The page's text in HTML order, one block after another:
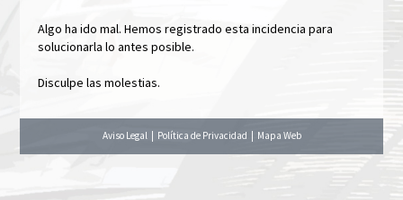
Algo ha ido mal. Hemos registrado esta incidencia para
solucionarla lo antes posible.
Disculpe las molestias.
Aviso Legal| Política de Privacidad Mapa Web